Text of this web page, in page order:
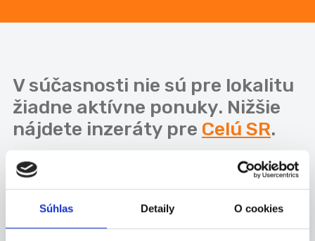
Súhlas Detaily O cookies
V súčasnosti nie sú pre lokalitu
žiadne aktívne ponuky. Nižšie
nájdete inzeráty pre Celú SR.
Kategórie brigád